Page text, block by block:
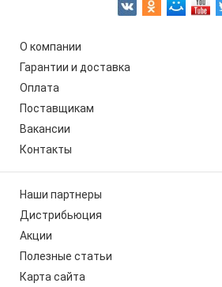
О компании
Гарантии и доставка
Оплата
Поставщикам
Вакансии
Контакты
Наши партнеры
Дистрибьюция
Акции
Полезные статьи
Карта сайта